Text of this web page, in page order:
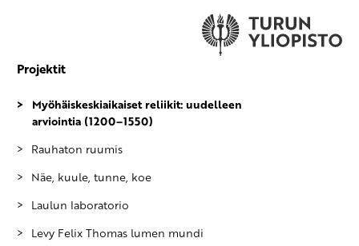
Projektit
Myöhäiskeskiaikaiset reliikit: uudelleen
arviointia (1200–1550)
Rauhaton ruumis
Näe, kuule, tunne, koe
Laulun laboratorio
Levy Felix Thomas lumen mundi